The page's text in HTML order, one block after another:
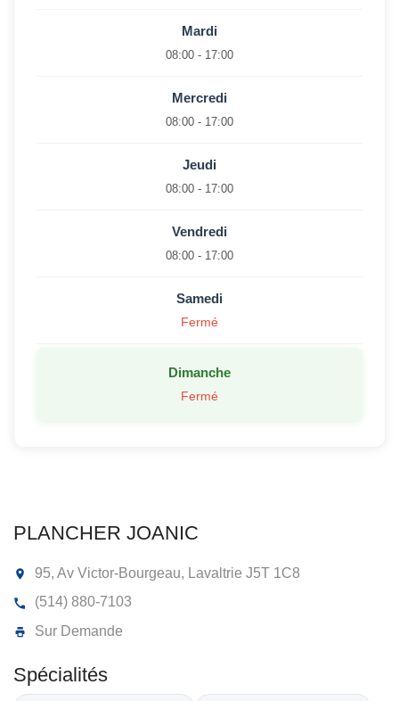
PLANCHER JOANIC
Mardi
08:00 - 17:00
Mercredi
08:00 - 17:00
Jeudi
08:00 - 17:00
Vendredi
08:00 - 17:00
Samedi
Fermé
Dimanche
Fermé